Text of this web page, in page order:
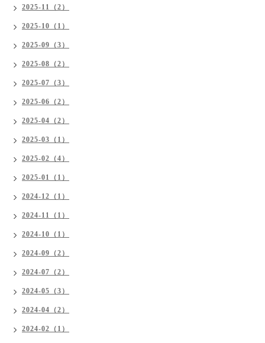
2025-11（2）
2025-10（1）
2025-09（3）
2025-08（2）
2025-07（3）
2025-06（2）
2025-04（2）
2025-03（1）
2025-02（4）
2025-01（1）
2024-12（1）
2024-11（1）
2024-10（1）
2024-09（2）
2024-07（2）
2024-05（3）
2024-04（2）
2024-02（1）